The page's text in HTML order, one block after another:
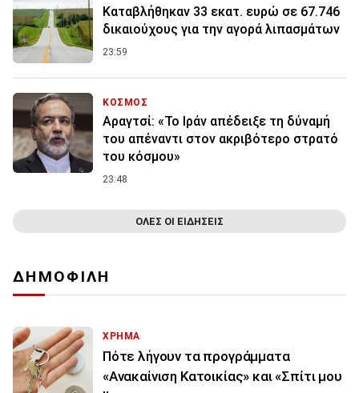
Καταβλήθηκαν 33 εκατ. ευρώ σε 67.746
δικαιούχους για την αγορά λιπασμάτων
23:59
ΚΟΣΜΟΣ
Αραγτσί: «Το Ιράν απέδειξε τη δύναμή
του απέναντι στον ακριβότερο στρατό
του κόσμου»
23:48
ΟΛΕΣ ΟΙ ΕΙΔΗΣΕΙΣ
ΔΗΜΟΦΙΛΗ
ΧΡΗΜΑ
Πότε λήγουν τα προγράμματα
«Ανακαίνιση Κατοικίας» και «Σπίτι μου